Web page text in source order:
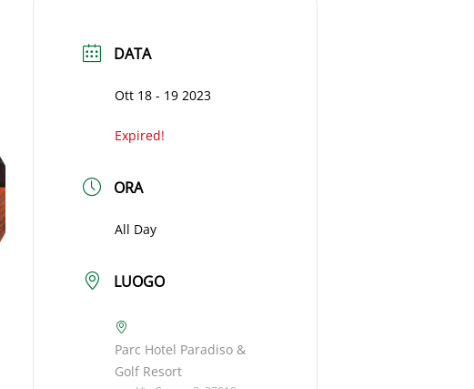
DATA
Ott 18 - 19 2023
Expired!
ORA
All Day
LUOGO
Parc Hotel Paradiso &
Golf Resort